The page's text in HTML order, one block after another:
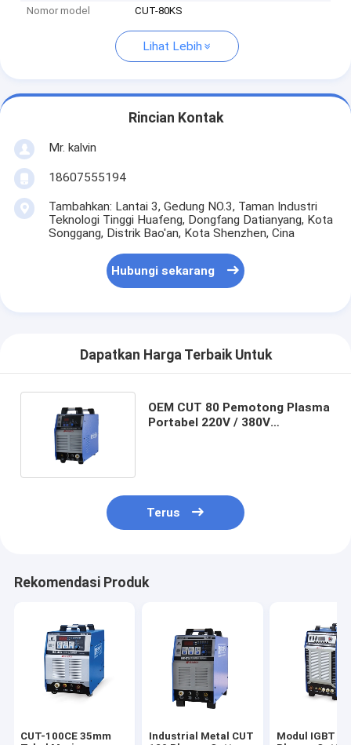
Nomor model
CUT-80KS
Lihat Lebih
Rincian Kontak
Mr. kalvin
18607555194
Tambahkan: Lantai 3, Gedung NO.3, Taman Industri
Teknologi Tinggi Huafeng, Dongfang Datianyang, Kota
Songgang, Distrik Bao'an, Kota Shenzhen, Cina
Hubungi sekarang
Dapatkan Harga Terbaik Untuk
OEM CUT 80 Pemotong Plasma
Portabel 220V / 380V
Terus
Rekomendasi Produk
CUT-100CE 35mm
Industrial Metal CUT
Modul IGBT